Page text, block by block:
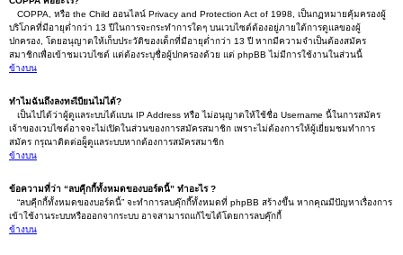
COPPA, หรือ the Child ออนไลน์ Privacy and Protection Act of 1998, เป็นกฏหมายคุ้มครองผู้
บริโภคที่มีอายุต่ำกว่า 13 ปีในการจะกระทำการใดๆ บนเวบไซต์ต้องอยู่ภายใต้การดูแลของผู้
ปกครอง, โดยอนุญาตให้เก็บประวัติของเด็กที่มีอายุต่ำกว่า 13 ปี หากมีความจำเป็นต้องสมัคร
สมาชิกเพื่อเข้าชมเวบไซต์ แต่ต้องระบุชื่อผู้ปกครองด้วย แต่ phpBB ไม่มีการใช้งานในส่วนนี้
ข้างบน
ทำไมฉันถึงลงทะเีบียนไม่ได้?
เป็นไปได้ว่าผู้ดูแลระบบได้แบน IP Address หรือ ไม่อนุญาตให้ใช้ชื่อ Username นี้ในการสมัคร
เจ้าของเวบไซต์อาจจะไม่เปิดในส่วนของการสมัครสมาชิก เพราะไม่ต้องการให้ผู้เยี่ยมชมทำการ
สมัคร กรุณาติดต่อผู็ดูแลระบบหากต้องการสมัครสมาชิก
ข้างบน
ข้อความที่ว่า “ลบคุีกกี้ทั้งหมดของบอร์ดนี้” ทำอะไร ?
“ลบคุีกกี้ทั้งหมดของบอร์ดนี้” จะทำการลบคุ๊กกี๊ทั้งหมดที่ phpBB สร้างขึ้น หากคุณมีปัญหาเรื่องการ
เข้าใช้งานระบบหรือออกจากระบบ อาจสามารถแก้ไขได้โดยการลบคุ๊กกี้
ข้างบน